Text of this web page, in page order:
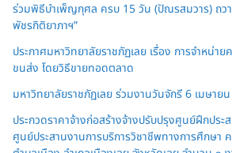
ร่วมพิธีบำเพ็ญกุศล ครบ 15 วัน (ปัณรสมวาร) ถวา
พัชรกิติยาภาฯ”
ประกาศมหาวิทยาลัยราชภัฏเลย เรื่อง การจำหน่า
ขนส่ง โดยวิธีขายทอดตลาด
มหาวิทยาลัยราชภัฏเลย ร่วมงานวันจักรี 6 เมษาย
ประกวดราคาจ้างก่อสร้างจ้างปรับปรุงศูนย์ฝึกปร
ศูนย์ประสานงานการบริการวิชาชีพทางการศึกษา